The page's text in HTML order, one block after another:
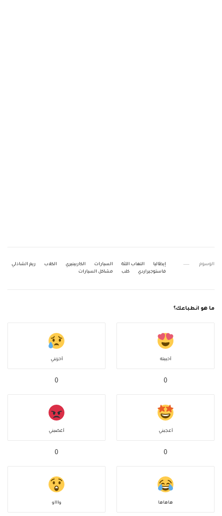
الوسوم إيطاليا التهاب اللثة السيارات الكاربينيري الكلاب
ريم الشاذلي
فاستوجيراردي
كلب مشاكل السيارات
ما هو انطباعك؟
أحببته
0
أحزنني
0
أعجبني
0
أغضبني
0
هاهاها واااو